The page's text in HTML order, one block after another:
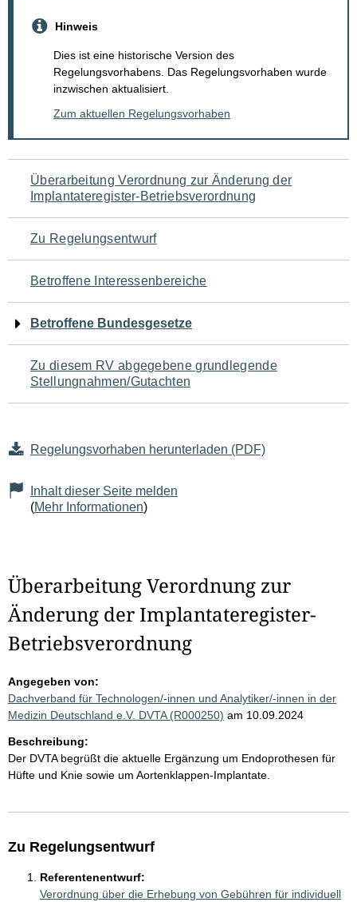
Hinweis
Dies ist eine historische Version des
Regelungsvorhabens. Das Regelungsvorhaben wurde
inzwischen aktualisiert.
Zum aktuellen Regelungsvorhaben
Navigation
für
den
Seiteninhalt
Überarbeitung Verordnung zur Änderung der
Implantateregister-Betriebsverordnung
Zu Regelungsentwurf
Betroffene Interessenbereiche
Betroffene Bundesgesetze
Zu diesem RV abgegebene grundlegende
Stellungnahmen/Gutachten
Regelungsvorhaben herunterladen (PDF)
Inhalt dieser Seite melden
(Mehr Informationen)
Überarbeitung Verordnung zur
Änderung der Implantateregister-
Betriebsverordnung
Angegeben von:
Dachverband für Technologen/-innen und Analytiker/-innen in der
Medizin Deutschland e.V. DVTA (R000250) am 10.09.2024
Beschreibung:
Der DVTA begrüßt die aktuelle Ergänzung um Endoprothesen für
Hüfte und Knie sowie um Aortenklappen-Implantate.
Zu Regelungsentwurf
Referentenentwurf:
Verordnung über die Erhebung von Gebühren für individuell